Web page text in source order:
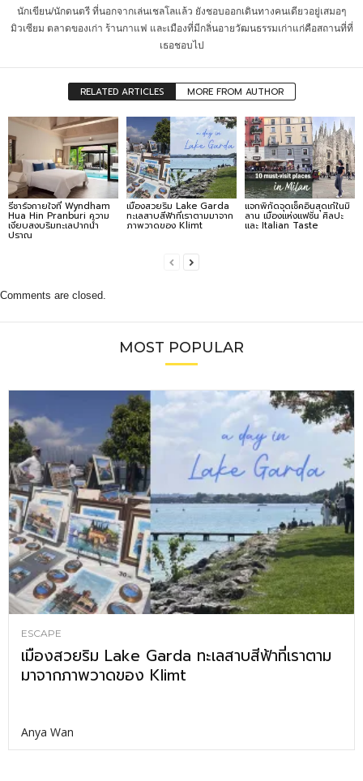
นักเขียน/นักดนตรี ที่นอกจากเล่นเชลโลแล้ว ยังชอบออกเดินทางคนเดียวอยู่เสมอๆ
มิวเซียม ตลาดของเก่า ร้านกาแฟ และเมืองที่มีกลิ่นอายวัฒนธรรมเก่าแก่คือสถานที่ที่
เธอชอบไป
RELATED ARTICLES MORE FROM AUTHOR
รีชาร์จกายใจที่ Wyndham
Hua Hin Pranburi ความ
เงียบสงบริมทะเลปากน้ำ
ปราณ
เมืองสวยริม Lake Garda
ทะเลสาบสีฟ้าที่เราตามมาจาก
ภาพวาดของ Klimt
แจกพิกัดจุดเช็คอินสุดเก๋ในมิ
ลาน เมืองแห่งแฟชั่น ศิลปะ
และ Italian Taste
Comments are closed.
MOST POPULAR
ESCAPE
เมืองสวยริม Lake Garda ทะเลสาบสีฟ้าที่เราตาม
มาจากภาพวาดของ Klimt
Anya Wan